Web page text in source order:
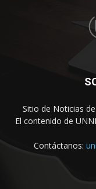
Sitio de Noticias
El contenido de
Contáctanos: